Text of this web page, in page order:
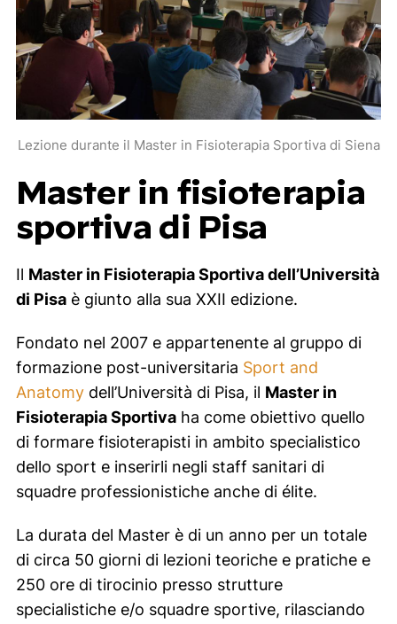
Lezione durante il Master in Fisioterapia Sportiva di Siena
Master in fisioterapia
sportiva di Pisa
Il Master in Fisioterapia Sportiva dell’Università
di Pisaè giunto alla sua XXII edizione.
Fondato nel 2007 e appartenente al gruppo di
formazione post-universitaria Sport and
Anatomy dell’Università di Pisa, il Master in
Fisioterapia Sportivaha come obiettivo quello
di formare fisioterapisti in ambito specialistico
dello sport e inserirli negli staff sanitari di
squadre professionistiche anche di élite.
La durata del Master è di un anno per un totale
di circa 50 giorni di lezioni teoriche e pratiche e
250 ore di tirocinio presso strutture
specialistiche e/o squadre sportive, rilasciando